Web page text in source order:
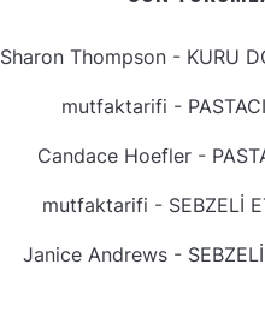
Sharon Thompson - KURU
mutfaktarifi -
Candace Hoefler-
mutfaktarifi - SEBZELİ
Janice Andrews-